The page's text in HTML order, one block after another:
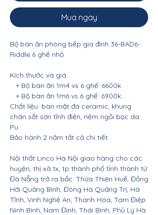
Mua ngay
Bộ bàn ăn phòng bếp gia đình 36-BAD6-
Riddle 6 ghế nhỏ
Kích thước và giá:
+ Bộ bàn ăn 1m4 vs 6 ghế: 6600k
+ Bộ bàn ăn 1m6 vs 6 ghế: 6900k
Chất liệu: bàn mặt đá ceramic, khung
chân sắt sơn tĩnh điện, nệm ngồi bọc da
Pu
Bảo hành 2 năm tất cả chi tiết
Nội thất Linco Hà Nội giao hàng cho các
huyện, thị xã tx, tp thành phố tỉnh thành từ
Đà Nẵng trở ra bắc: Thừa Thiên Huế, Đồng
Hới Quảng Bình, Đông Hà Quảng Trị, Hà
Tĩnh, Vinh Nghệ An, Thanh Hóa, Tam Điệp
Ninh Bình, Nam Định, Thái Bình, Phủ Lý Hà